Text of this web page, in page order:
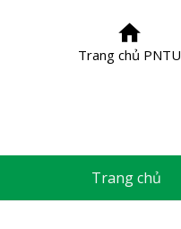
Trang chủ PNTU
Trang chủ